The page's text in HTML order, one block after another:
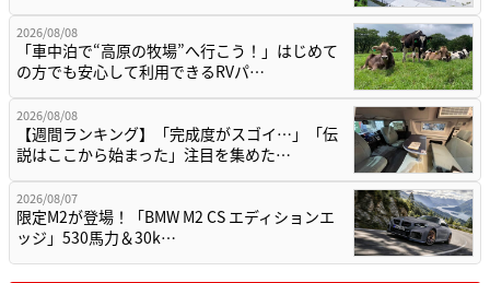
2026/08/08
「車中泊で“高原の牧場”へ行こう！」はじめて
の方でも安心して利用できるRVパ…
2026/08/08
【週間ランキング】「完成度がスゴイ…」「伝
説はここから始まった」注目を集めた…
2026/08/07
限定M2が登場！「BMW M2 CS エディションエ
ッジ」530馬力＆30k…